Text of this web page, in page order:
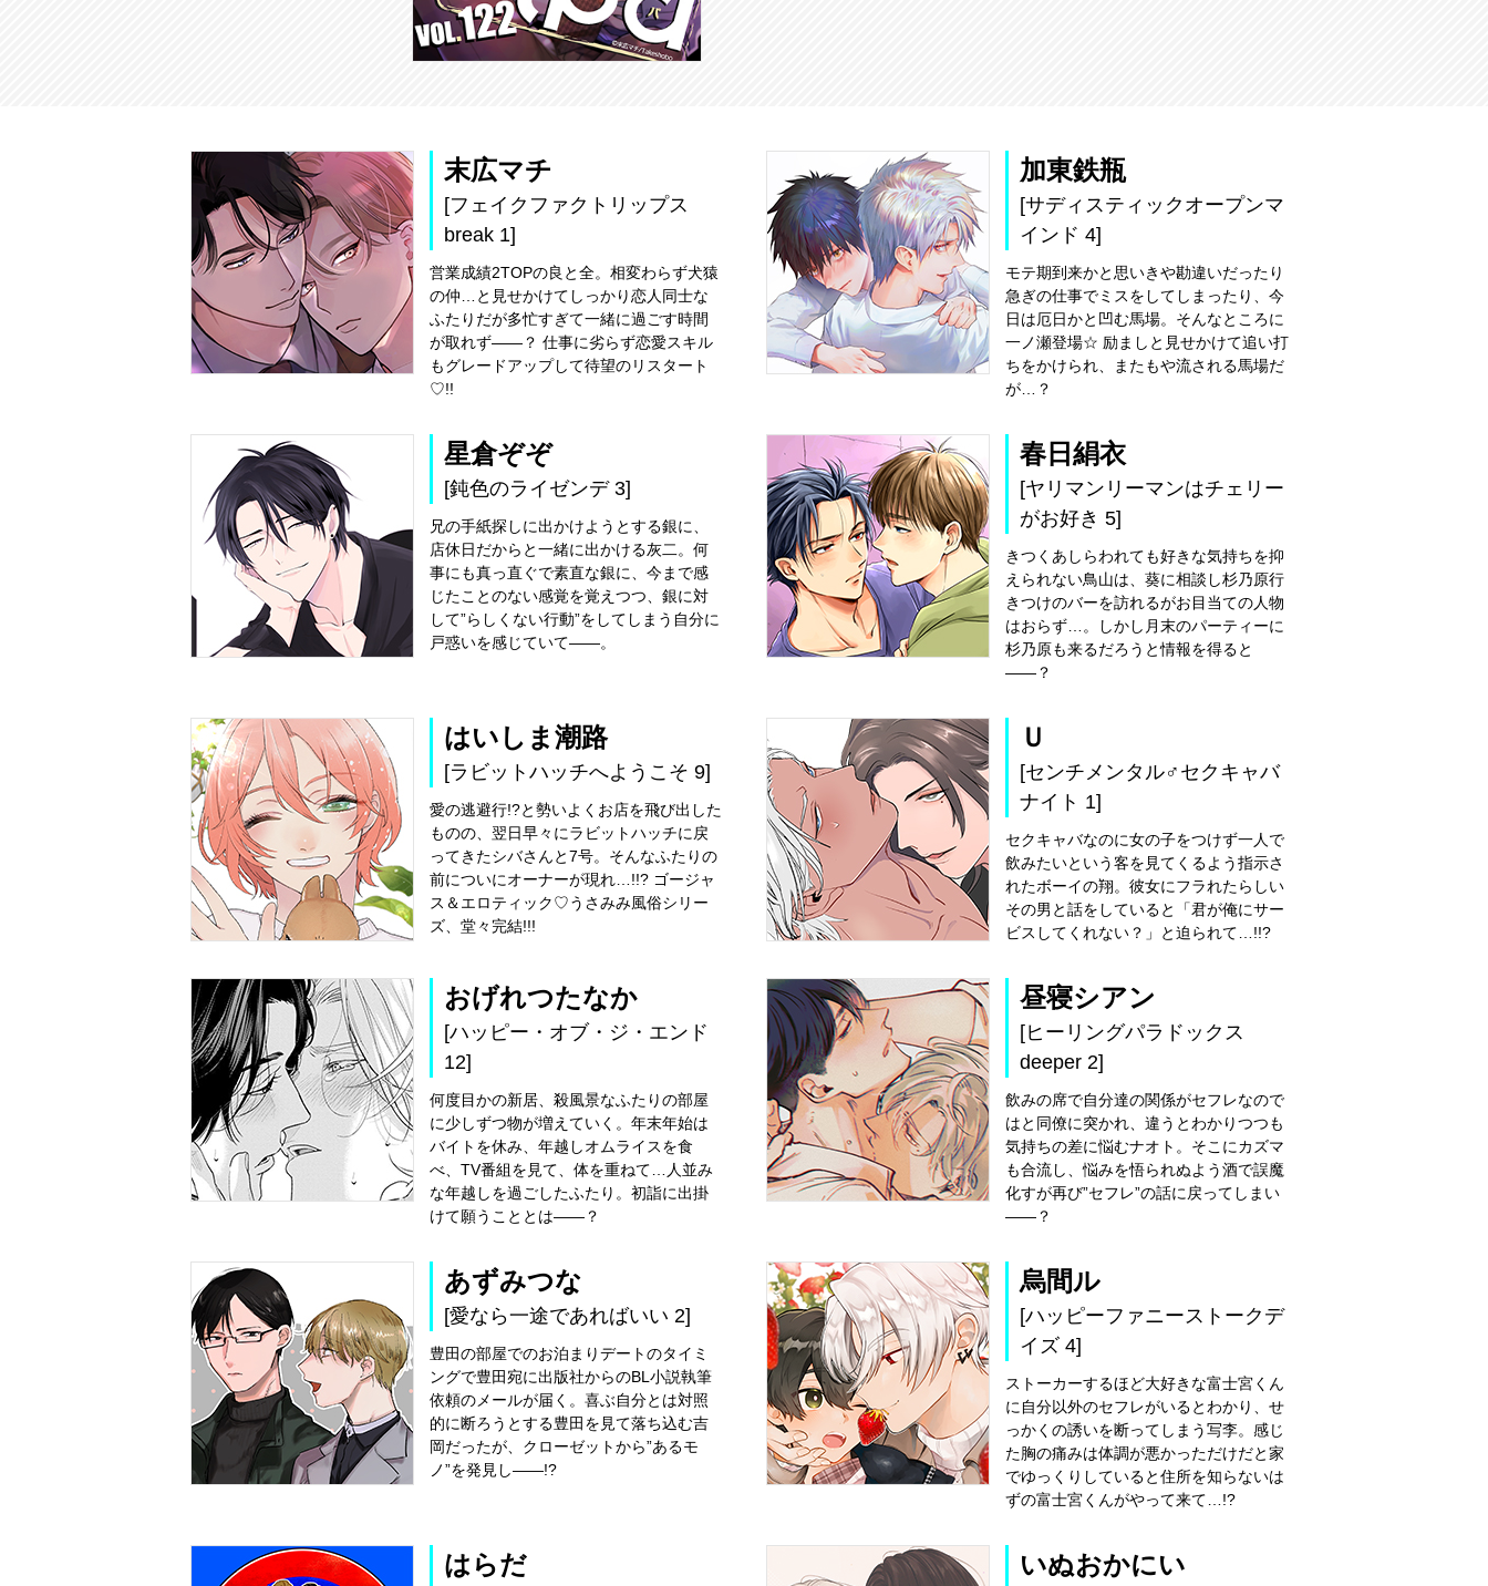
末広マチ
[フェイクファクトリップス
break 1]
営業成績2TOPの良と全。相変わらず犬猿
の仲…と見せかけてしっかり恋人同士な
ふたりだが多忙すぎて一緒に過ごす時間
が取れず――？ 仕事に劣らず恋愛スキル
もグレードアップして待望のリスタート
♡!!
加東鉄瓶
[サディスティックオープンマ
インド 4]
モテ期到来かと思いきや勘違いだったり
急ぎの仕事でミスをしてしまったり、今
日は厄日かと凹む馬場。そんなところに
一ノ瀬登場☆ 励ましと見せかけて追い打
ちをかけられ、またもや流される馬場だ
が…？
星倉ぞぞ
[鈍色のライゼンデ 3]
兄の手紙探しに出かけようとする銀に、
店休日だからと一緒に出かける灰二。何
事にも真っ直ぐで素直な銀に、今まで感
じたことのない感覚を覚えつつ、銀に対
して”らしくない行動”をしてしまう自分に
戸惑いを感じていて――。
春日絹衣
[ヤリマンリーマンはチェリー
がお好き 5]
きつくあしらわれても好きな気持ちを抑
えられない鳥山は、葵に相談し杉乃原行
きつけのバーを訪れるがお目当ての人物
はおらず…。しかし月末のパーティーに
杉乃原も来るだろうと情報を得ると
――？
はいしま潮路
[ラビットハッチへようこそ 9]
愛の逃避行!?と勢いよくお店を飛び出した
ものの、翌日早々にラビットハッチに戻
ってきたシバさんと7号。そんなふたりの
前についにオーナーが現れ…!!? ゴージャ
ス＆エロティック♡うさみみ風俗シリー
ズ、堂々完結!!!
Ｕ
[センチメンタル♂セクキャバ
ナイト 1]
セクキャバなのに女の子をつけず一人で
飲みたいという客を見てくるよう指示さ
れたボーイの翔。彼女にフラれたらしい
その男と話をしていると「君が俺にサー
ビスしてくれない？」と迫られて…!!?
おげれつたなか
[ハッピー・オブ・ジ・エンド
12]
何度目かの新居、殺風景なふたりの部屋
に少しずつ物が増えていく。年末年始は
バイトを休み、年越しオムライスを食
べ、TV番組を見て、体を重ねて…人並み
な年越しを過ごしたふたり。初詣に出掛
けて願うこととは――？
昼寝シアン
[ヒーリングパラドックス
deeper 2]
飲みの席で自分達の関係がセフレなので
はと同僚に突かれ、違うとわかりつつも
気持ちの差に悩むナオト。そこにカズマ
も合流し、悩みを悟られぬよう酒で誤魔
化すが再び”セフレ”の話に戻ってしまい
――？
あずみつな
[愛なら一途であればいい 2]
豊田の部屋でのお泊まりデートのタイミ
ングで豊田宛に出版社からのBL小説執筆
依頼のメールが届く。喜ぶ自分とは対照
的に断ろうとする豊田を見て落ち込む吉
岡だったが、クローゼットから”あるモ
ノ”を発見し――!?
烏間ル
[ハッピーファニーストークデ
イズ 4]
ストーカーするほど大好きな富士宮くん
に自分以外のセフレがいるとわかり、せ
っかくの誘いを断ってしまう写李。感じ
た胸の痛みは体調が悪かっただけだと家
でゆっくりしていると住所を知らないは
ずの富士宮くんがやって来て…!?
はらだ いぬおかにい